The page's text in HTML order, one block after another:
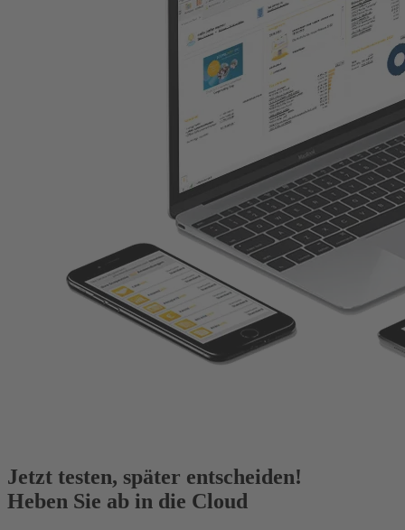
Jetzt testen, später entscheiden!
Heben Sie ab in die Cloud